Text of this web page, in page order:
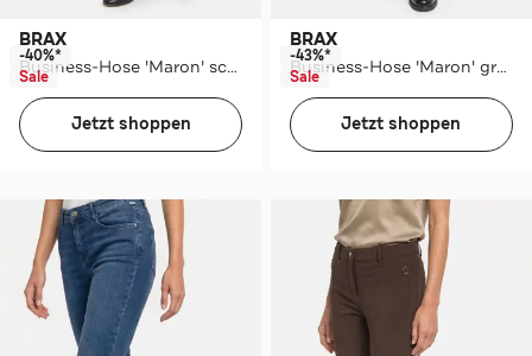
BRAX
Business-Hose 'Maron' schwarz
-40%*
Sale
Jetzt shoppen
BRAX
Business-Hose 'Maron' grau
-43%*
Sale
Jetzt shoppen